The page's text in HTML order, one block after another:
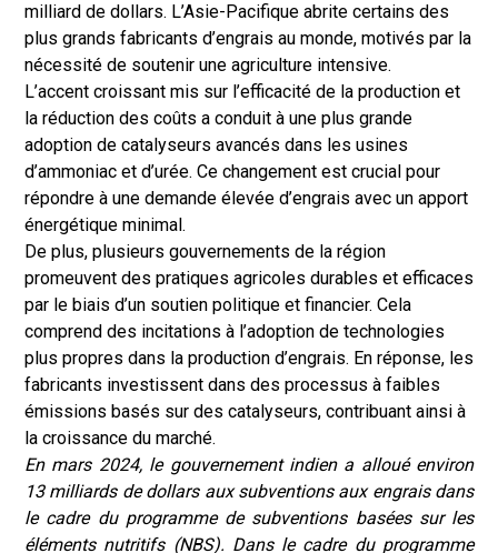
milliard de dollars. L’Asie-Pacifique abrite certains des
plus grands fabricants d’engrais au monde, motivés par la
nécessité de soutenir une agriculture intensive.
L’accent croissant mis sur l’efficacité de la production et
la réduction des coûts a conduit à une plus grande
adoption de catalyseurs avancés dans les usines
d’ammoniac et d’urée. Ce changement est crucial pour
répondre à une demande élevée d’engrais avec un apport
énergétique minimal.
De plus, plusieurs gouvernements de la région
promeuvent des pratiques agricoles durables et efficaces
par le biais d’un soutien politique et financier. Cela
comprend des incitations à l’adoption de technologies
plus propres dans la production d’engrais. En réponse, les
fabricants investissent dans des processus à faibles
émissions basés sur des catalyseurs, contribuant ainsi à
la croissance du marché.
En mars 2024, le gouvernement indien a alloué environ
13 milliards de dollars aux subventions aux engrais dans
le cadre du programme de subventions basées sur les
éléments nutritifs (NBS). Dans le cadre du programme